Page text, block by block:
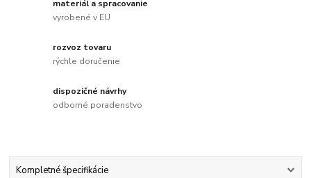
materiál a spracovanie
vyrobené v EU
rozvoz tovaru
rýchle doručenie
dispozičné návrhy
odborné poradenstvo
Kompletné špecifikácie